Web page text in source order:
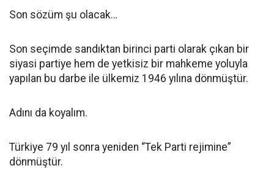
Son sözüm şu olacak…
Son seçimde sandıktan birinci parti olarak çıkan bir
siyasi partiye hem de yetkisiz bir mahkeme yoluyla
yapılan bu darbe ile ülkemiz 1946 yılına dönmüştür.
Adını da koyalım.
Türkiye 79 yıl sonra yeniden “Tek Parti rejimine”
dönmüştür.